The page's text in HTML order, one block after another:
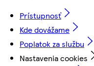
Prístupnosť
Kde dovážame
Poplatok za službu
Nastavenia cookies